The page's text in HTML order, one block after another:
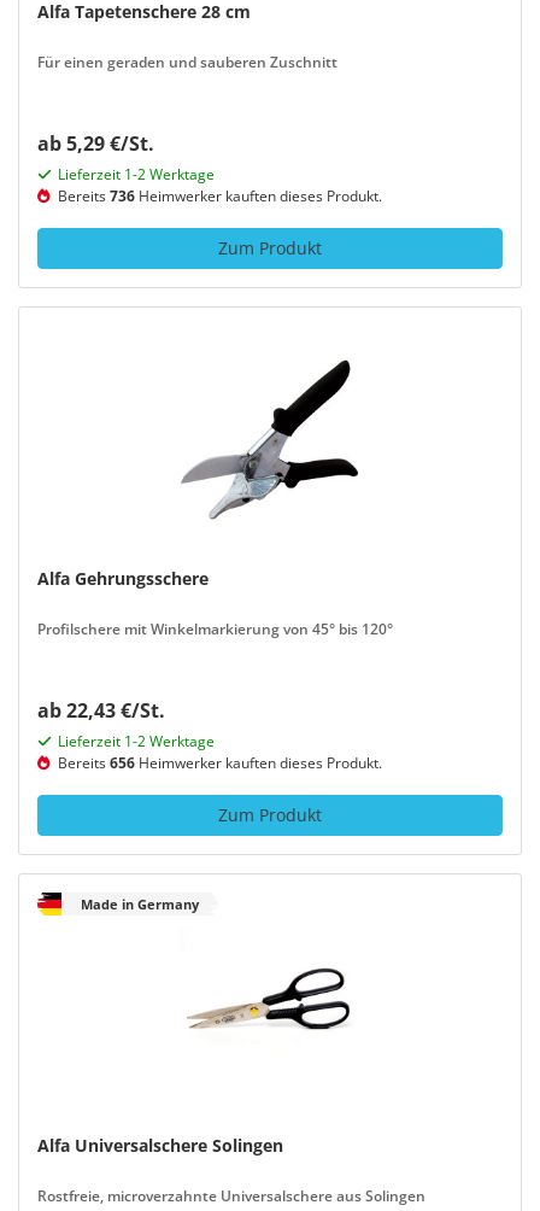
Alfa Tapetenschere 28 cm
Für einen geraden und sauberen Zuschnitt
ab 5,29 €/St.
Lieferzeit 1-2 Werktage
Bereits736 Heimwerker kauften dieses Produkt.
Zum Produkt
Alfa Gehrungsschere
Profilschere mit Winkelmarkierung von 45° bis 120°
ab 22,43 €/St.
Lieferzeit 1-2 Werktage
Bereits656 Heimwerker kauften dieses Produkt.
Zum Produkt
Made in Germany
Alfa Universalschere Solingen
Rostfreie, microverzahnte Universalschere aus Solingen